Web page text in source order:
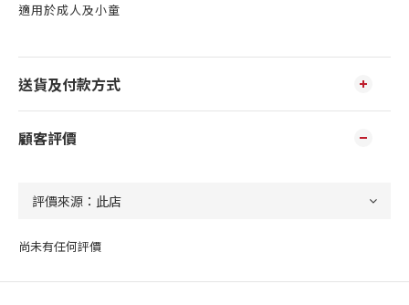
適用於成人及小童
送貨及付款方式
顧客評價
尚未有任何評價